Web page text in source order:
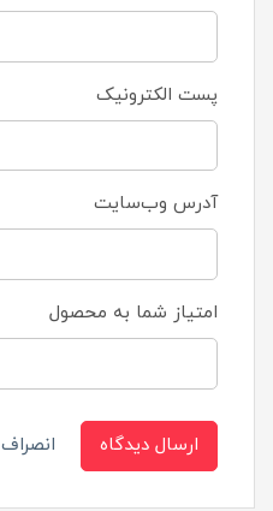
پست الکترونیک
آدرس وب‌سایت
امتیاز شما به محصول
ارسال دیدگاه انصراف